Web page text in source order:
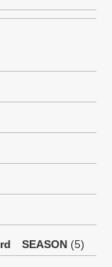
rd SEASON (5)